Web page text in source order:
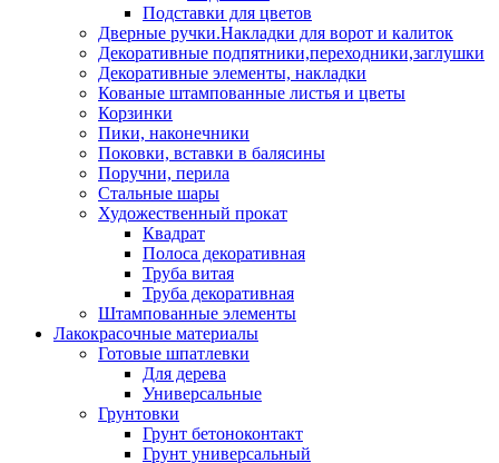
Подставки для цветов
Дверные ручки.Накладки для ворот и калиток
Декоративные подпятники,переходники,заглушки
Декоративные элементы, накладки
Кованые штампованные листья и цветы
Корзинки
Пики, наконечники
Поковки, вставки в балясины
Поручни, перила
Стальные шары
Художественный прокат
Квадрат
Полоса декоративная
Труба витая
Труба декоративная
Штампованные элементы
Лакокрасочные материалы
Готовые шпатлевки
Для дерева
Универсальные
Грунтовки
Грунт бетоноконтакт
Грунт универсальный